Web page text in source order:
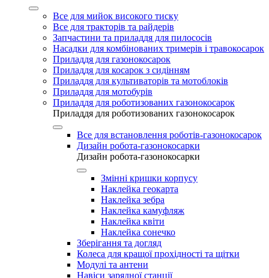
Все для мийок високого тиску
Все для тракторів та райдерів
Запчастини та приладдя для пилососів
Насадки для комбінованих тримерів і травокосарок
Приладдя для газонокосарок
Приладдя для косарок з сидінням
Приладдя для культиваторів та мотоблоків
Приладдя для мотобурів
Приладдя для роботизованих газонокосарок
Приладдя для роботизованих газонокосарок
Все для встановлення роботів-газонокосарок
Дизайн робота-газонокосарки
Дизайн робота-газонокосарки
Змінні кришки корпусу
Наклейка геокарта
Наклейка зебра
Наклейка камуфляж
Наклейка квіти
Наклейка сонечко
Зберігання та догляд
Колеса для кращої прохідності та щітки
Модулі та антени
Навіси зарядної станції